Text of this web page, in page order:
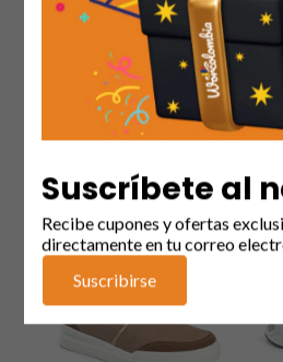
Productos
SIN STOCK
Suscríbete al
Recibe cupones y ofertas
directamente en tu correo
Suscribirse